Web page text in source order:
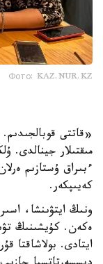
Фото: KAZ.NUR.KZ
«قاتتى قوبالجىدىم.
مىقتىلار جينالدى.
ءبىراق ۇستازىم
كەيىپكەر.
ونىڭ ايتۋىنشا،
ەكەن. كۇيشىنىڭ
ايتادى. بولاشاقتا